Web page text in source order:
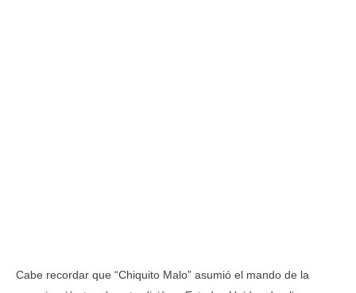
Cabe recordar que “Chiquito Malo” asumió el mando de la